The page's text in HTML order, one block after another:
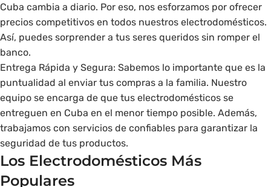
Cuba cambia a diario. Por eso, nos esforzamos por ofrecer
precios competitivos en todos nuestros electrodomésticos.
Así, puedes sorprender a tus seres queridos sin romper el
banco.
Entrega Rápida y Segura: Sabemos lo importante que es la
puntualidad al enviar tus compras a la familia. Nuestro
equipo se encarga de que tus electrodomésticos se
entreguen en Cuba en el menor tiempo posible. Además,
trabajamos con servicios de confiables para garantizar la
seguridad de tus productos.
Los Electrodomésticos Más
Populares